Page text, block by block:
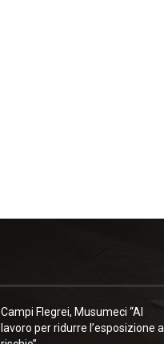
Campi Flegrei, Musumeci “Al
lavoro per ridurre l’esposizione al